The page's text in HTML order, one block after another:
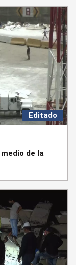
Editado
de la